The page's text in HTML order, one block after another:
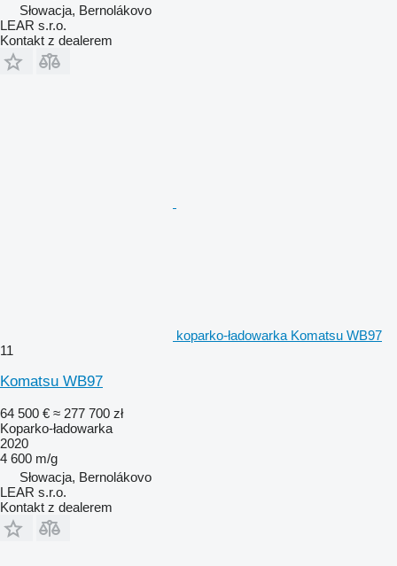
Słowacja, Bernolákovo
LEAR s.r.o.
Kontakt z dealerem
koparko-ładowarka Komatsu WB97
11
Komatsu WB97
64 500 € ≈ 277 700 zł
Koparko-ładowarka
2020
4 600 m/g
Słowacja, Bernolákovo
LEAR s.r.o.
Kontakt z dealerem